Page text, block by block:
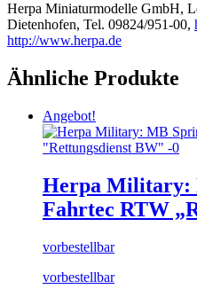
Herpa Miniaturmodelle GmbH,
Dietenhofen, Tel. 09824/951-00,
http://www.herpa.de
Ähnliche Produkte
Angebot!
Herpa Military:
Fahrtec RTW
vorbestellbar
vorbestellbar